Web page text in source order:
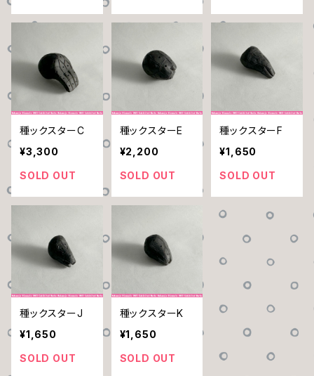
種ックスターC
¥3,300
SOLD OUT
種ックスターE
¥2,200
SOLD OUT
種ックスターF
¥1,650
SOLD OUT
種ックスターJ
¥1,650
SOLD OUT
種ックスターK
¥1,650
SOLD OUT